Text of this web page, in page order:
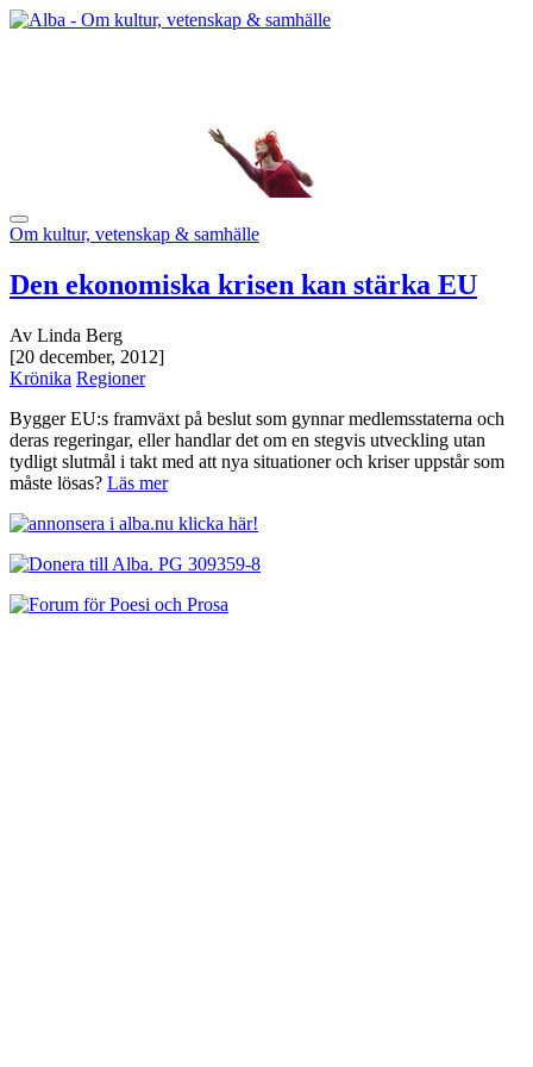
Om kultur, vetenskap & samhälle
Den ekonomiska krisen kan stärka EU
Av Linda Berg
[20 december, 2012]
Krönika Regioner
Bygger EU:s framväxt på beslut som gynnar medlemsstaterna och
deras regeringar, eller handlar det om en stegvis utveckling utan
tydligt slutmål i takt med att nya situationer och kriser uppstår som
måste lösas? Läs mer